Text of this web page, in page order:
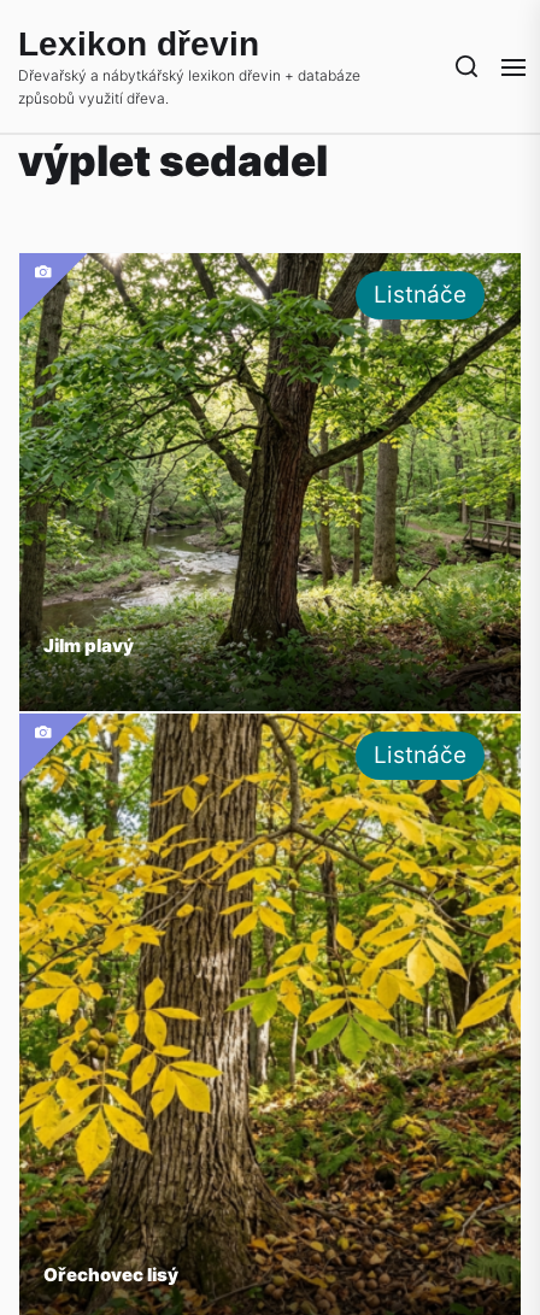
the
content
Lexikon dřevin
Dřevařský a nábytkářský lexikon dřevin + databáze
způsobů využití dřeva.
výplet sedadel
Listnáče
Jilm plavý
Listnáče
Ořechovec lisý